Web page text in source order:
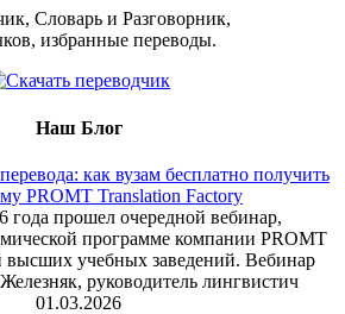
Словарь и Разговорник,
избранные переводы.
Наш Блог
как вузам бесплатно получить
PROMT Translation Factory
года прошел очередной вебинар,
программе компании PROMT
высших учебных заведений. Вебинар
руководитель лингвистич
01.03.2026